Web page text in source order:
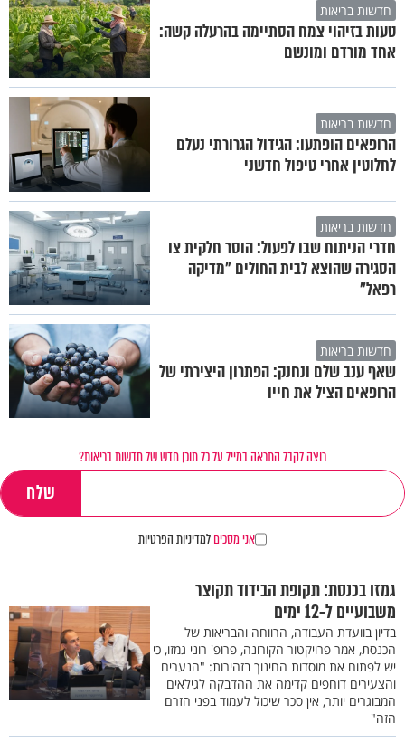
חדשות בריאות
טעות בזיהוי צמח הסתיימה בהרעלה קשה:
אחד מורדם ומונשם
חדשות בריאות
הרופאים הופתעו: הגידול הגרורתי נעלם
לחלוטין אחרי טיפול חדשני
חדשות בריאות
חדרי הניתוח שבו לפעול: הוסר חלקית צו
הסגירה שהוצא לבית החולים "מדיקה
רפאל"
חדשות בריאות
שאף ענב שלם ונחנק: הפתרון היצירתי של
הרופאים הציל את חייו
רוצה לקבל התראה במייל על כל תוכן חדש של חדשות בריאות?
אני מסכיםלמדיניות הפרטיות
גמזו בכנסת: תקופת הבידוד תקוצר
משבועיים ל-12 ימים
בדיון בוועדת העבודה, הרווחה והבריאות של
הכנסת, אמר פרויקטור הקורונה, פרופ' רוני גמזו, כי
יש לפתוח את מוסדות החינוך בזהירות: "הנערים
והצעירים דוחפים קדימה את ההדבקה לגילאים
המבוגרים יותר, אין סכר שיכול לעמוד בפני הזרם
הזה"